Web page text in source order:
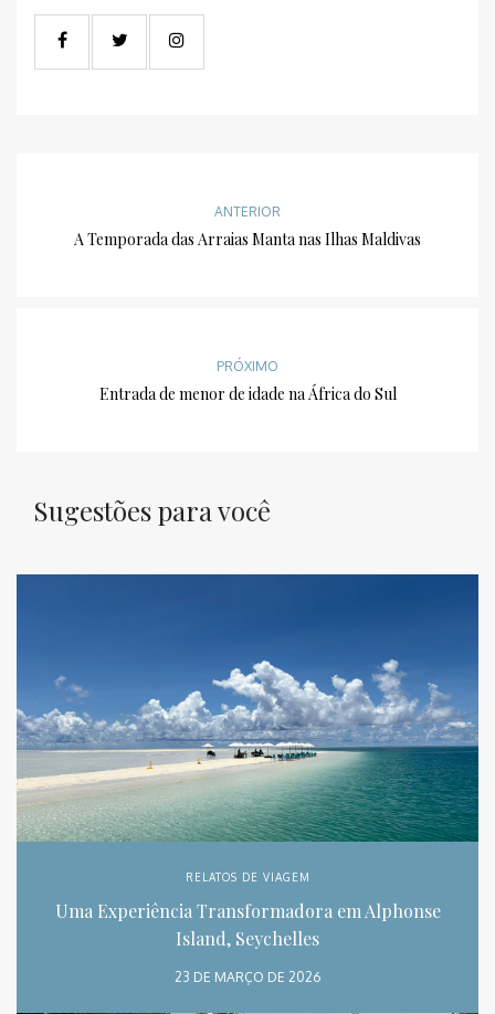
ANTERIOR
A Temporada das Arraias Manta nas Ilhas Maldivas
PRÓXIMO
Entrada de menor de idade na África do Sul
Sugestões para você
RELATOS DE VIAGEM
Uma Experiência Transformadora em Alphonse
Island, Seychelles
23 DE MARÇO DE 2026